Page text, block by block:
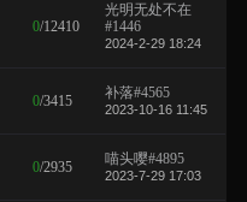
0/12410
光明无处不在
#1446
2024-2-29 18:24
0/3415 补落#4565
2023-10-16 11:45
0/2935 喵头嘤#4895
2023-7-29 17:03